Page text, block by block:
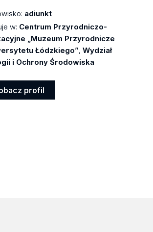
adiunkt
w: Centrum Przyrodniczo-
„Muzeum Przyrodnicze
Łódzkiego”,Wydział
i Ochrony Środowiska
profil